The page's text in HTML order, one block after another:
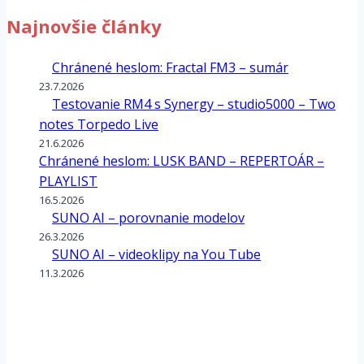
Najnovšie články
Chránené heslom: Fractal FM3 – sumár
23.7.2026
Testovanie RM4 s Synergy – studio5000 – Two
notes Torpedo Live
21.6.2026
Chránené heslom: LUSK BAND – REPERTOÁR –
PLAYLIST
16.5.2026
SUNO AI – porovnanie modelov
26.3.2026
SUNO AI – videoklipy na You Tube
11.3.2026